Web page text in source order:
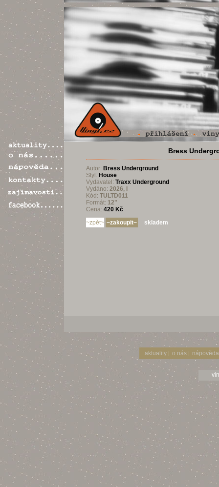
Bress
Autor: Bress Underground
Styl: House
Vydavatel: Traxx Underground
Vydáno: 2026, I
Kód: TULTD011
Formát: 12"
Cena: 420 Kč
skladem
aktuality | o nás | nápověda